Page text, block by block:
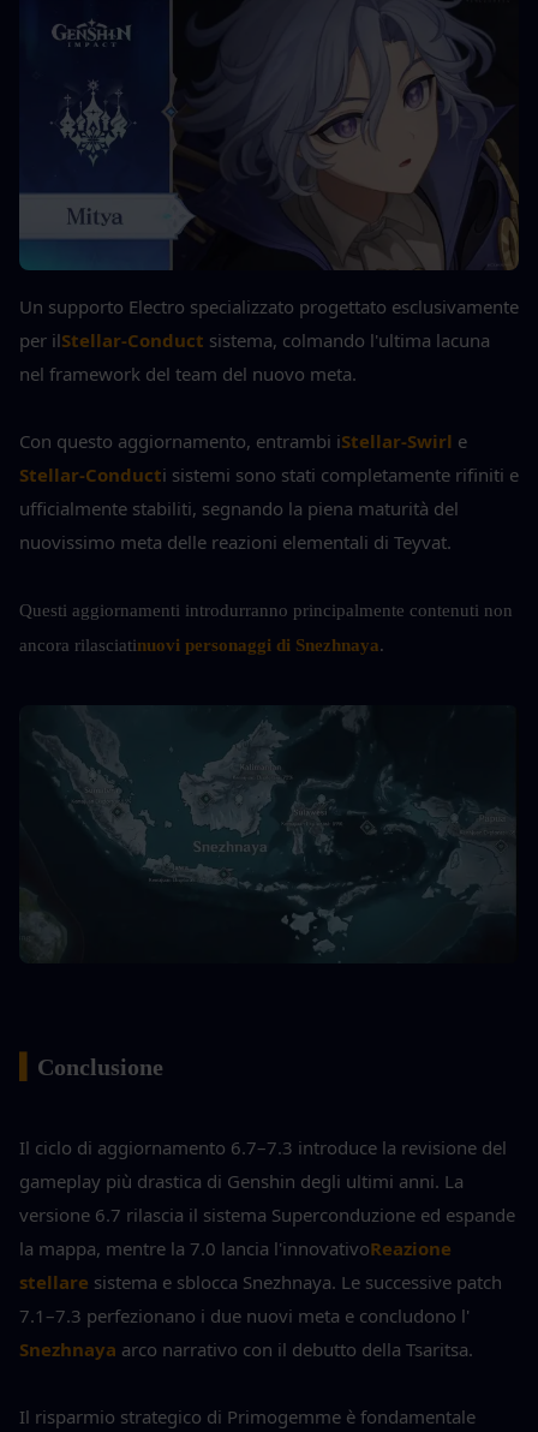
Un supporto Electro specializzato progettato esclusivamente
per ilStellar-Conduct sistema, colmando l'ultima lacuna
nel framework del team del nuovo meta.
Con questo aggiornamento, entrambi iStellar-Swirl
Stellar-Conducti sistemi sono stati completamente rifiniti e
ufficialmente stabiliti, segnando la piena maturità del
nuovissimo meta delle reazioni elementali di Teyvat.
Questi aggiornamenti introdurranno principalmente contenuti non
ancora rilasciatinuovi personaggi di Snezhnaya.
Conclusione
Il ciclo di aggiornamento 6.7–7.3 introduce la revisione del
gameplay più drastica di Genshin degli ultimi anni. La
versione 6.7 rilascia il sistema Superconduzione ed espande
la mappa, mentre la 7.0 lancia l'innovativoReazione
stellare sistema e sblocca Snezhnaya. Le successive patch
7.1–7.3 perfezionano i due nuovi meta e concludono l'
Snezhnaya arco narrativo con il debutto della Tsaritsa.
Il risparmio strategico di Primogemme è fondamentale